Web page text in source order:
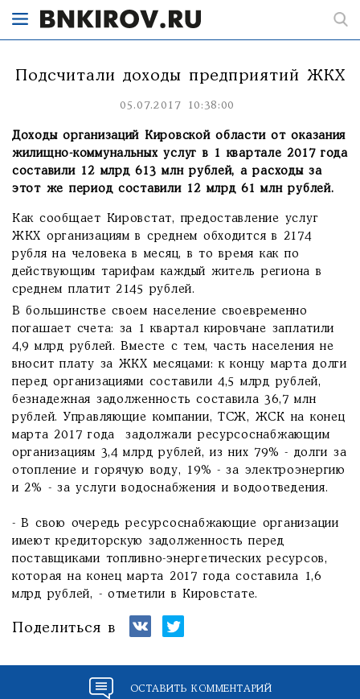
Подсчитали доходы предприятий ЖКХ
05.07.2017 10:38:00
Доходы организаций Кировской области от оказания
жилищно-коммунальных услуг в 1 квартале 2017 года
составили 12 млрд 613 млн рублей, а расходы за
этот же период составили 12 млрд 61 млн рублей.
Как сообщает Кировстат, предоставление услуг
ЖКХ организациям в среднем обходится в 2174
рубля на человека в месяц, в то время как по
действующим тарифам каждый житель региона в
среднем платит 2145 рублей.
В большинстве своем население своевременно
погашает счета: за 1 квартал кировчане заплатили
4,9 млрд рублей. Вместе с тем, часть населения не
вносит плату за ЖКХ месяцами: к концу марта долги
перед организациями составили 4,5 млрд рублей,
безнадежная задолженность составила 36,7 млн
рублей. Управляющие компании, ТСЖ, ЖСК на конец
марта 2017 года задолжали ресурсоснабжающим
организациям 3,4 млрд рублей, из них 79% - долги за
отопление и горячую воду, 19% - за электроэнергию
и 2% - за услуги водоснабжения и водоотведения.
- В свою очередь ресурсоснабжающие организации
имеют кредиторскую задолженность перед
поставщиками топливно-энергетических ресурсов,
которая на конец марта 2017 года составила 1,6
млрд рублей, - отметили в Кировстате.
Поделиться в
ОСТАВИТЬ КОММЕНТАРИЙ